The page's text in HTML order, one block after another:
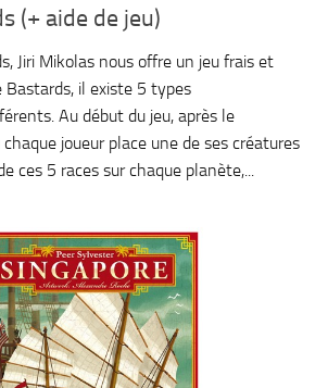
(+ aide de jeu)
Jiri Mikolas nous offre un jeu frais et
Bastards, il existe 5 types
Au début du jeu, après le
joueur place une de ses créatures
ces 5 races sur chaque planète,...